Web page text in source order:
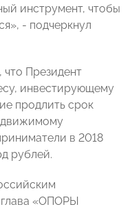
инструмент, чтобы
- подчеркнул
что Президент
инвестирующему
продлить срок
движимому
в 2018
рублей.
«ОПОРЫ